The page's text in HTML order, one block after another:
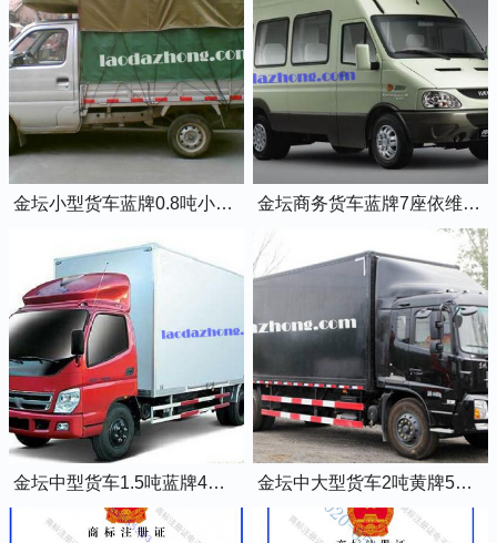
金坛小型货车蓝牌0.8吨小卡车 金坛商务货车蓝牌7座依维柯全顺车
金坛中型货车1.5吨蓝牌4米2厢式货车 金坛中大型货车2吨黄牌5米2厢式货车